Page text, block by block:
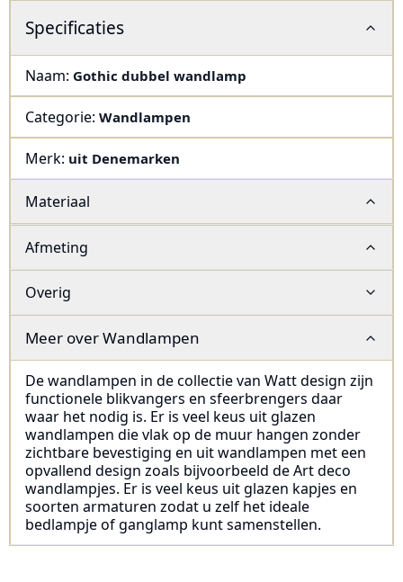
Specificaties
Naam: Gothic dubbel wandlamp
Categorie: Wandlampen
Merk: uit Denemarken
Materiaal
Afmeting
Overig
Meer overWandlampen
De wandlampen in de collectie van Watt design zijn
functionele blikvangers en sfeerbrengers daar
waar het nodig is. Er is veel keus uit glazen
wandlampen die vlak op de muur hangen zonder
zichtbare bevestiging en uit wandlampen met een
opvallend design zoals bijvoorbeeld de Art deco
wandlampjes. Er is veel keus uit glazen kapjes en
soorten armaturen zodat u zelf het ideale
bedlampje of ganglamp kunt samenstellen.